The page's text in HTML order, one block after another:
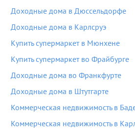
Доходные дома в Дюссельдорфе
Доходные дома в Карлсруэ
Купить супермаркет в Мюнхене
Купить супермаркет во Фрайбурге
Доходные дома во Франкфурте
Доходные дома в Штутгарте
Коммерческая недвижимость в
Коммерческая недвижимость в